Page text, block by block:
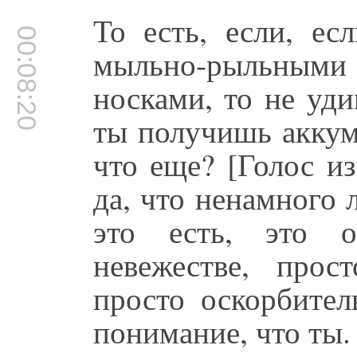
00:08:20 То есть, если,
мыльно-
носками, то не
ты получишь
что еще? [Голос
да, что
это есть, это
невежестве,
просто
понимание, что ты.